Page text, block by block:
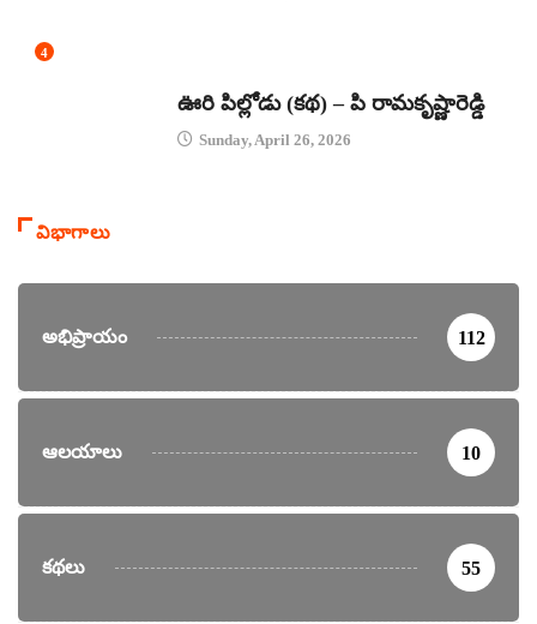
4
ఊరి పిల్లోడు (కథ) – పి రామకృష్ణారెడ్డి
Sunday, April 26, 2026
విభాగాలు
అభిప్రాయం 112
ఆలయాలు 10
కథలు 55